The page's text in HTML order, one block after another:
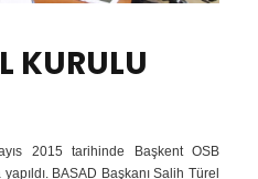
KURULU
2015 tarihinde Başkent OSB
BASAD Başkanı Salih Türel